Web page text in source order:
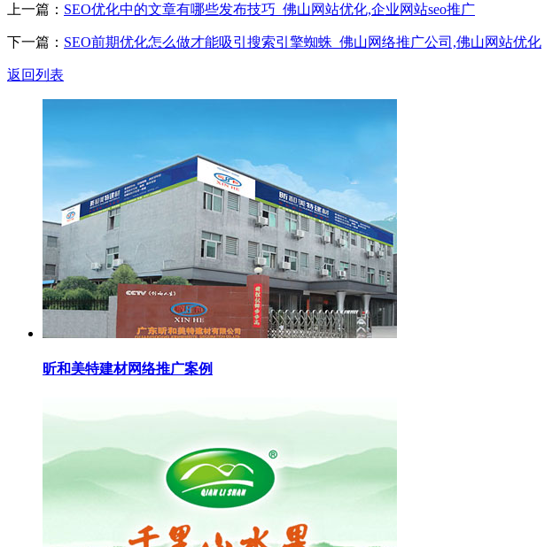
上一篇： SEO优化中的文章有哪些发布技巧_佛山网站优化,企业网站seo推广
下一篇： SEO前期优化怎么做才能吸引搜索引擎蜘蛛_佛山网络推广公司,佛山网站优化
返回列表
昕和美特建材网络推广案例